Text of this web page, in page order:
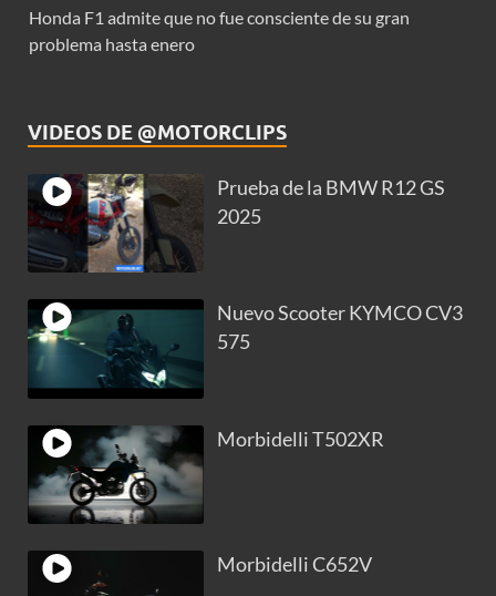
Honda F1 admite que no fue consciente de su gran
problema hasta enero
VIDEOS DE @MOTORCLIPS
Prueba de la BMW R12 GS
2025
Nuevo Scooter KYMCO CV3
575
Morbidelli T502XR
Morbidelli C652V